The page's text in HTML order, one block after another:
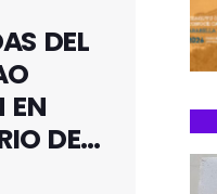
DEL
EN
DE